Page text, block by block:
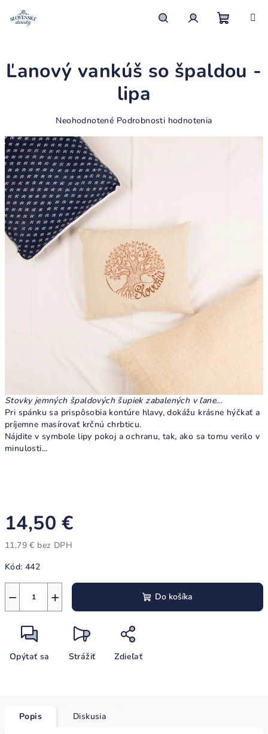
košík
Stovky jemných špaldových šupiek zabalených v ľane...
Pri spánku sa prispôsobia kontúre hlavy, dokážu krásne hýčkať a
príjemne masírovať krčnú chrbticu.
Nájdite v symbole lipy pokoj a ochranu, tak, ako sa tomu verilo v
minulosti...
14,50 €
11,79 € bez DPH
cena:
Kód: 442
+
− Do košíka
Opýtať sa Strážiť Zdieľať
Ľanový vankúš so špaldou -
lipa
Priemerné
produktu
je
0,0
z
5
hviezdičiek.
Neohodnotené Podrobnosti hodnotenia
Popis Diskusia